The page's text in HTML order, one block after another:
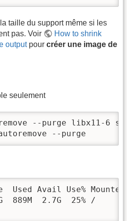
taille du support même si les
pas. Voir
How to shrink
outputpour créer une image de
seulement
--purge libx11-6
--purge
Used Avail Use%
889M  2.7G  25% /